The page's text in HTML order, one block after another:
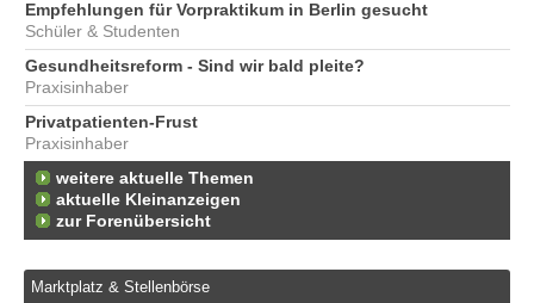
Empfehlungen für Vorpraktikum in Berlin gesucht
Schüler & Studenten
Gesundheitsreform - Sind wir bald pleite?
Praxisinhaber
Privatpatienten-Frust
Praxisinhaber
weitere aktuelle Themen
aktuelle Kleinanzeigen
zur Forenübersicht
Marktplatz & Stellenbörse